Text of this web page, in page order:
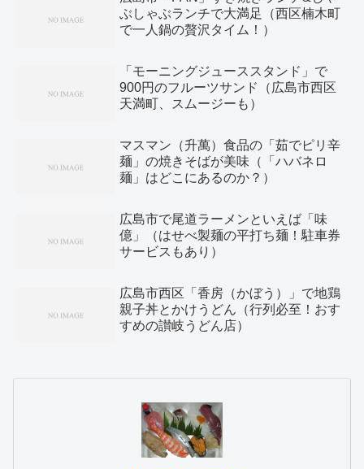
ぶしゃぶランチで大満足（西区楠木町
で一人鍋の贅沢タイム！）
「モーニングジューススタンド」で
900円のフルーツサンド（広島市西区
天満町、スムージーも）
マスマン（升萬）食品の「茹でピリ辛
麺」の焼きそばが美味（「ハバネロ
麺」はどこにあるのか？）
広島市で尾道ラーメンといえば「味
億」（はせべ製麺の平打ち麺！駐車券
サービスもあり）
広島市西区「香房（かぼう）」で地鶏
親子丼とかけうどん（行列必至！おす
すめの讃岐うどん店）